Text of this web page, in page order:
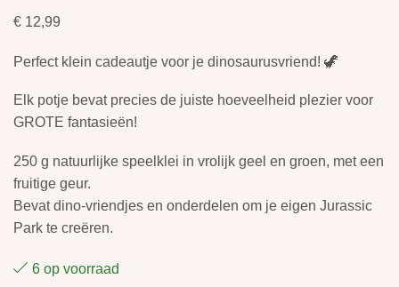
€ 12,99
Perfect klein cadeautje voor je dinosaurusvriend! 🦖
Elk potje bevat precies de juiste hoeveelheid plezier voor
GROTE fantasieën!
250 g natuurlijke speelklei in vrolijk geel en groen, met een
fruitige geur.
Bevat dino-vriendjes en onderdelen om je eigen Jurassic
Park te creëren.
6 op voorraad